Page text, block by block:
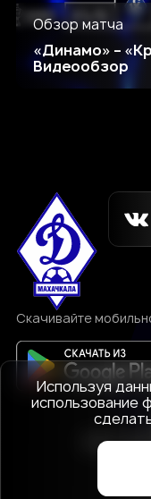
Обзор матча
«Динамо» –
Видеообзор
Скачивайте
АНО
Используя
использование